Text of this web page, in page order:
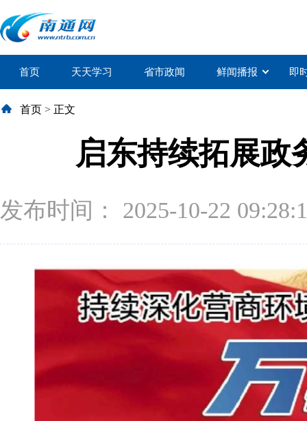
首页 天天学习 省市政闻 鲜闻播报 即
首页 > 正文
启东持续拓展政
发布时间： 2025-10-22